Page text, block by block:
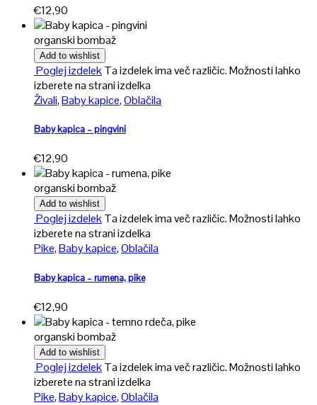
€12,90
organski bombaž
Add to wishlist
Poglej izdelekTa izdelek ima več različic. Možnosti lahko
izberete na strani izdelka
Živali,Baby kapice,Oblačila
Baby kapica – pingvini
€12,90
organski bombaž
Add to wishlist
Poglej izdelekTa izdelek ima več različic. Možnosti lahko
izberete na strani izdelka
Pike,Baby kapice,Oblačila
Baby kapica – rumena, pike
€12,90
organski bombaž
Add to wishlist
Poglej izdelekTa izdelek ima več različic. Možnosti lahko
izberete na strani izdelka
Pike,Baby kapice,Oblačila